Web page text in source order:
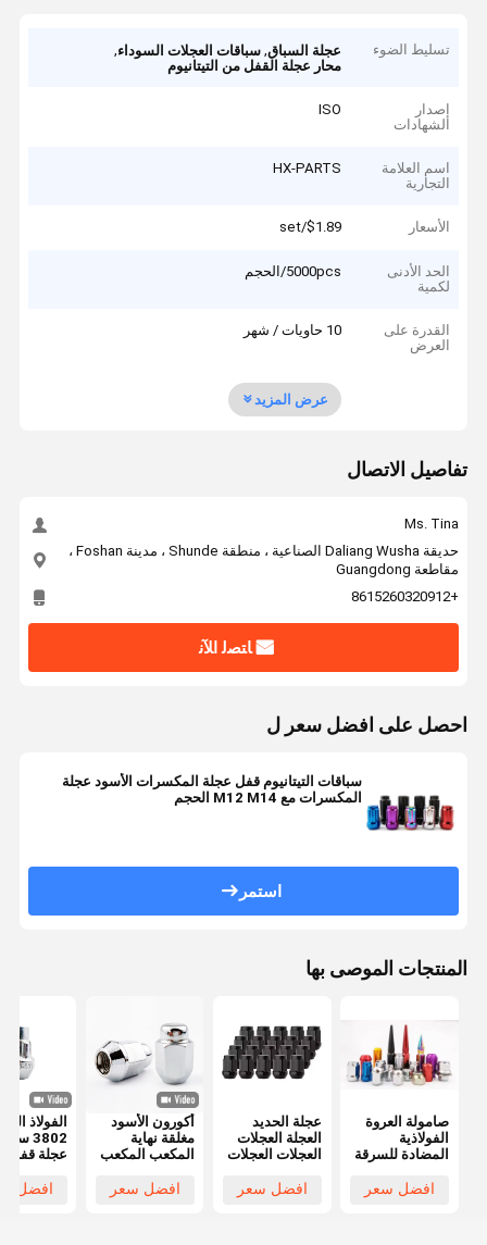
تسليط الضوء عجلة السباق,سباقات العجلات السوداء,
محار عجلة القفل من التيتانيوم
إصدار
الشهادات
ISO
اسم العلامة
التجارية
HX-PARTS
الأسعار $1.89/set
الحد الأدنى
لكمية
5000pcs/الحجم
القدرة على
العرض
10 حاويات / شهر
عرض المزيد
تفاصيل الاتصال
Ms. Tina
حديقة Daliang Wusha الصناعية ، منطقة Shunde ، مدينة Foshan ،
مقاطعة Guangdong
+8615260320912
ﺎﺘﺼﻟ ﺍﻶﻧ
احصل على افضل سعر ل
سباقات التيتانيوم قفل عجلة المكسرات الأسود عجلة
المكسرات مع M12 M14 الحجم
استمر
المنتجات الموصى بها
صامولة العروة
الفولاذية
المضادة للسرقة
السيارات
المعدلة الملونة
افضل سعر
عجلة الحديد
العجلة العجلات
العجلات العجلات
العجلات العجلات
افضل سعر
أكورون الأسود
مغلقة نهاية
المكعب المكعب
3/4 " هيكس
افضل سعر
الفولاذ
3802
عجلة قفل
مجموعة
افضل